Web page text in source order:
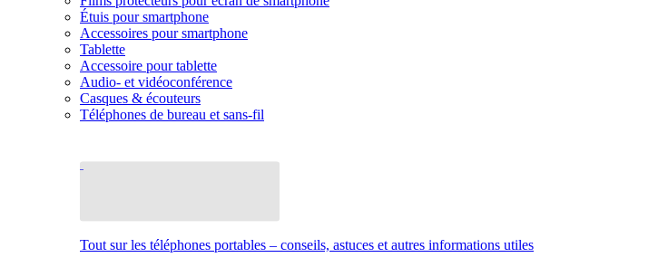
Étuis pour smartphone
Accessoires pour smartphone
Tablette
Accessoire pour tablette
Audio- et vidéoconférence
Casques & écouteurs
Téléphones de bureau et sans-fil
Tout sur les téléphones portables – conseils, astuces et autres informations utiles